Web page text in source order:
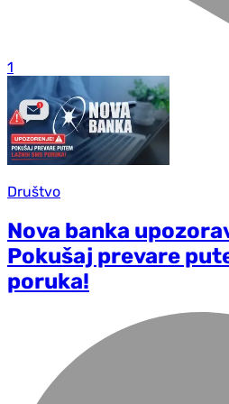
1
Društvo
Nova banka
Pokušaj prevare
poruka!